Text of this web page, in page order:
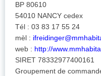
BP 80610
54010 NANCY cedex
Tél : 03 83 17 55 24
mèl :
web : http://
SIRET 78332977400161
Groupement de